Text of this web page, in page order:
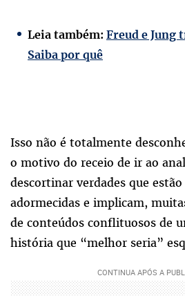
Leia também: Freud e Jung
Saiba por quê
Isso não é totalmente
o motivo do receio de ir ao
descortinar verdades que
adormecidas e implicam,
de conteúdos conflituosos de
história que “melhor seria”